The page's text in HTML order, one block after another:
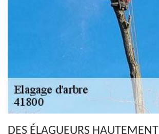
DES ÉLAGUEURS HAUTEMENT